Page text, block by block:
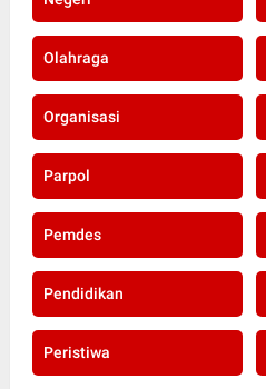
Olahraga
Organisasi
Parpol
Pemdes
Pendidikan
Peristiwa